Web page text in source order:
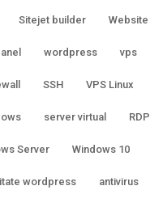
Sitejet builder Website
wordpress vps
SSH VPS Linux
server virtual RDP
Server Windows 10
wordpress antivirus